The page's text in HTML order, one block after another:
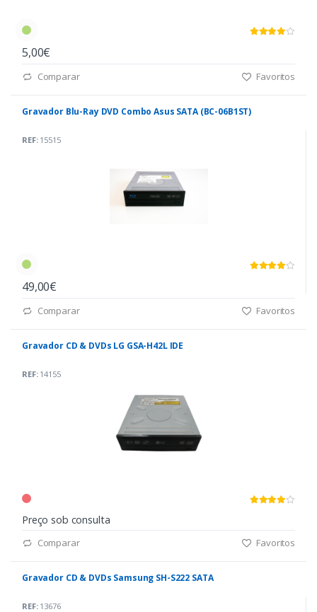
5,00€
Comparar Favoritos
Gravador Blu-Ray DVD Combo Asus SATA (BC-06B1ST)
REF:15515
49,00€
Comparar Favoritos
Gravador CD & DVDs LG GSA-H42L IDE
REF:14155
Preço sob consulta
Comparar Favoritos
Gravador CD & DVDs Samsung SH-S222 SATA
REF:13676